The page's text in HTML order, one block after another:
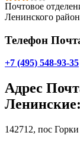
Почтовое
Ленинского
Телефон
+7 (495) 548-93-35
Адрес
Ленинские:
142712, пос